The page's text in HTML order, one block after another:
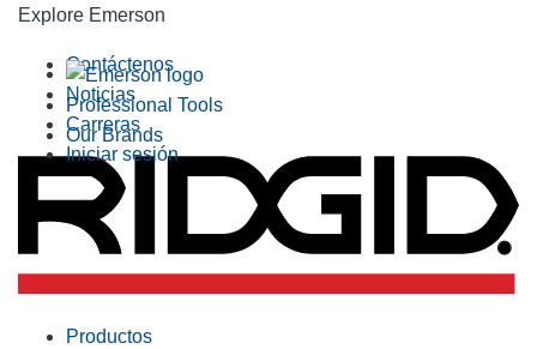
Explore Emerson
Professional Tools
Our Brands
Contáctenos
Noticias
Carreras
Iniciar sesión
Productos